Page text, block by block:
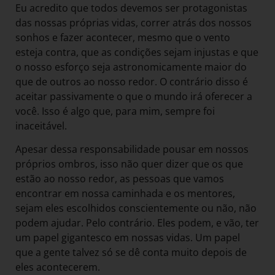
Eu acredito que todos devemos ser protagonistas
das nossas próprias vidas, correr atrás dos nossos
sonhos e fazer acontecer, mesmo que o vento
esteja contra, que as condições sejam injustas e que
o nosso esforço seja astronomicamente maior do
que de outros ao nosso redor. O contrário disso é
aceitar passivamente o que o mundo irá oferecer a
você. Isso é algo que, para mim, sempre foi
inaceitável.
Apesar dessa responsabilidade pousar em nossos
próprios ombros, isso não quer dizer que os que
estão ao nosso redor, as pessoas que vamos
encontrar em nossa caminhada e os mentores,
sejam eles escolhidos conscientemente ou não, não
podem ajudar. Pelo contrário. Eles podem, e vão, ter
um papel gigantesco em nossas vidas. Um papel
que a gente talvez só se dê conta muito depois de
eles acontecerem.